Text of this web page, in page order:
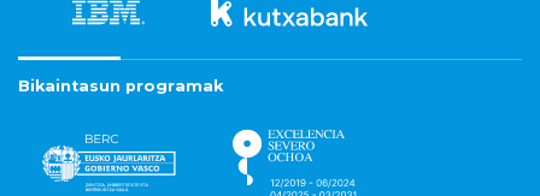
Bikaintasun programak